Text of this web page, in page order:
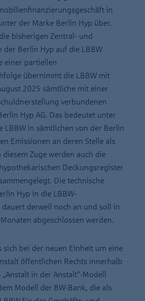
in
der Marke Berlin Hyp über.
bisherigen Zentral- und
der Berlin Hyp auf die LBBW
einer partiellen
übernimmt die LBBW mit
2025 sämtliche mit einer
verbundenen
Hyp AG. Das bedeutet unter
LBBW in sämtlichen von der Berlin
Emissionen an deren Stelle als
Zuge werden auch die
Deckungsregister
Die technische
Hyp in die LBBW-
dauert derweil noch an und soll in
abgeschlossen werden.
sich bei der neuen Einheit um eine
öffentlichen Rechts innerhalb
„Anstalt in der Anstalt“-Modell
Modell der BW-Bank, die als